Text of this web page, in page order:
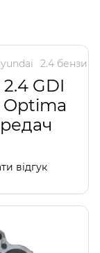
2.4 бензин
GDI
Optima
відгук